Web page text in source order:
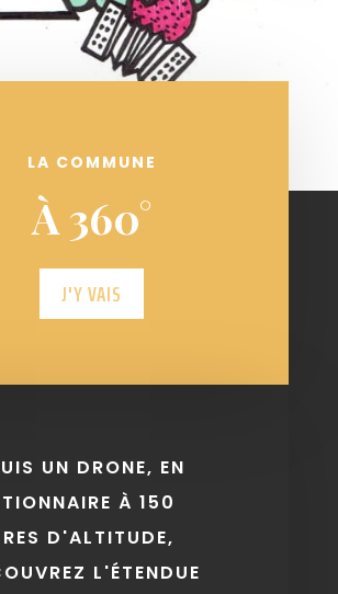
LA COMMUNE
À 360°
J'Y VAIS
UN DRONE, EN
À 150
D'ALTITUDE,
L'ÉTENDUE